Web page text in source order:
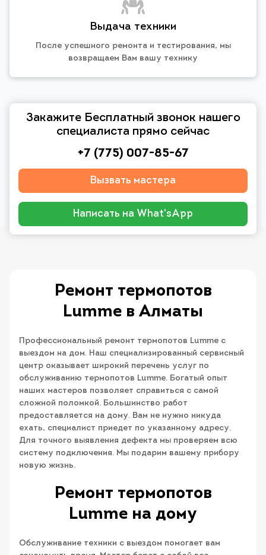
Выдача техники
После успешного ремонта и тестирования, мы
возвращаем Вам вашу технику
Закажите Бесплатный звонок нашего
специалиста прямо сейчас
+7 (775) 007-85-67
Вызвать мастера
Написать на What'sApp
Ремонт термопотов
Lumme в Алматы
Профессиональный ремонт термопотов Lumme с
выездом на дом. Наш специализированный сервисный
центр оказывает широкий перечень услуг по
обслуживанию термопотов Lumme. Богатый опыт
наших мастеров позволяет справиться с самой
сложной поломкой. Большинство работ
предоставляется на дому. Вам не нужно никуда
ехать, специалист приедет по указанному адресу.
Для точного выявления дефекта мы проверяем всю
систему подключения. Мы подарим вашему прибору
новую жизнь.
Ремонт термопотов
Lumme на дому
Обслуживание техники с выездом помогает вам